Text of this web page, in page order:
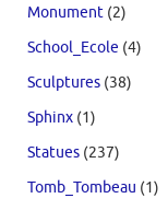
Monument (2)
School_Ecole (4)
Sculptures (38)
Sphinx (1)
Statues (237)
Tomb_Tombeau (1)